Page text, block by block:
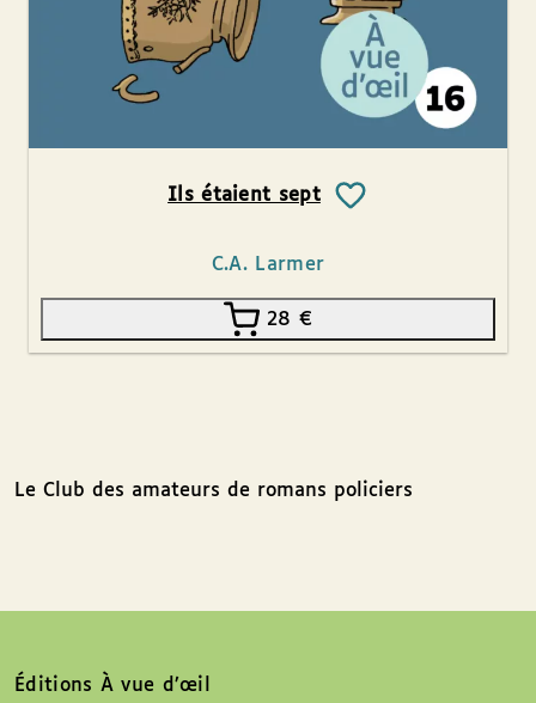
Ils étaient sept
C.A. Larmer
28 €
Le Club des amateurs de romans policiers
Éditions À vue d’œil